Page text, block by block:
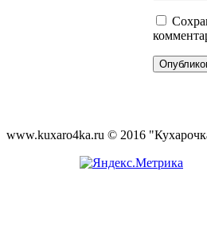
www.kuxaro4ka.ru © 2016